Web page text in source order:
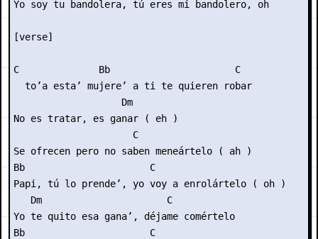
Yo soy tu bandolera, tú eres mi bandolero, oh
[verse]
C              Bb                      C
  to’a esta’ mujere’ a ti te quieren robar
                   Dm
No es tratar, es ganar ( eh )
                     C
Se ofrecen pero no saben meneártelo ( ah )
Bb                      C
Papi, tú lo prende’, yo voy a enrolártelo ( oh )
   Dm                      C
Yo te quito esa gana’, déjame comértelo
Bb                      C